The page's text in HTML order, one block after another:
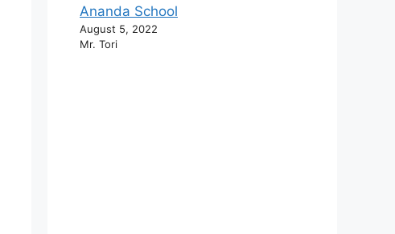
Ananda School
August 5, 2022
Mr. Tori